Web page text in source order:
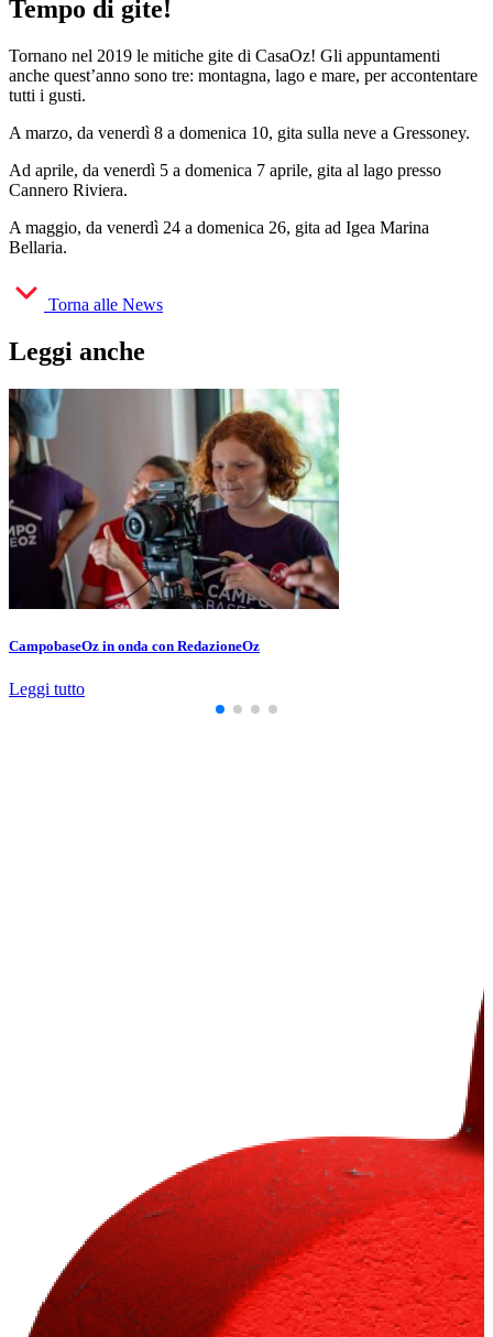
Tempo di gite!
Tornano nel 2019 le mitiche gite di CasaOz! Gli appuntamenti
anche quest’anno sono tre: montagna, lago e mare, per accontentare
tutti i gusti.
A marzo, da venerdì 8 a domenica 10, gita sulla neve a Gressoney.
Ad aprile, da venerdì 5 a domenica 7 aprile, gita al lago presso
Cannero Riviera.
A maggio, da venerdì 24 a domenica 26, gita ad Igea Marina
Bellaria.
Torna alle News
Leggi anche
CampobaseOz in onda con RedazioneOz
Leggi tutto